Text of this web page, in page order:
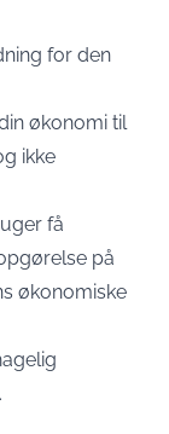
for den
økonomi til
ikke
få
på
økonomiske